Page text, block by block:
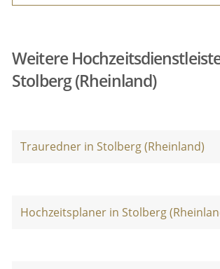
Weitere
Stolberg (Rheinland)
Trauredner in Stolberg (Rheinland)
Hochzeitsplaner in Stolberg